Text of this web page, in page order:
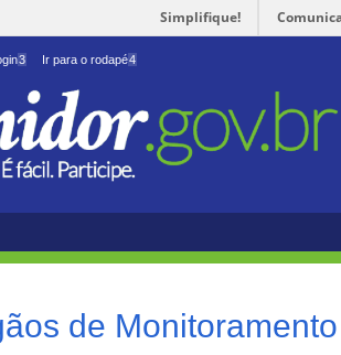
Simplifique!
3 Ir para o rodapé4
de Monitoramento